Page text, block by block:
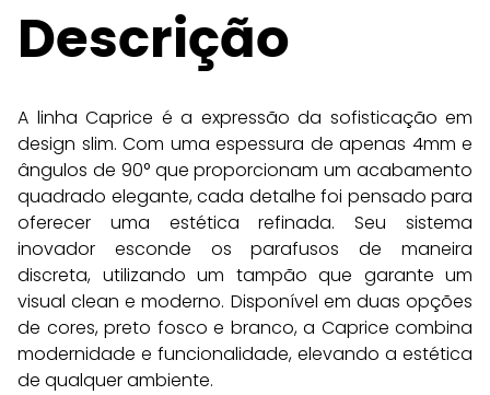
Descrição
A linha Caprice é a expressão da sofisticação em
design slim. Com uma espessura de apenas 4mm e
ângulos de 90° que proporcionam um acabamento
quadrado elegante, cada detalhe foi pensado para
oferecer uma estética refinada. Seu sistema
inovador esconde os parafusos de maneira
discreta, utilizando um tampão que garante um
visual clean e moderno. Disponível em duas opções
de cores, preto fosco e branco, a Caprice combina
modernidade e funcionalidade, elevando a estética
de qualquer ambiente.